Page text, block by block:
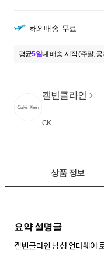
해외배송 무료
평균5일내 배송 시작 (주말,
캘빈클라인
CK
상품 정보
요약 설명글
캘빈클라인 남성 언더웨어